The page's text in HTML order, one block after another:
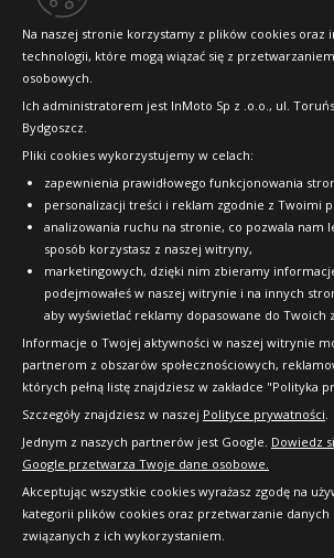
Na naszej stronie korzystamy z plików cookies oraz
technologii, które mogą wiązać się z
osobowych.
Ich administratorem jest InMoto Sp z .o.o., ul.
Bydgoszcz.
Pliki cookies wykorzystujemy w celach:
zapewnienia prawidłowego funkcjonowania
personalizacji treści i reklam zgodnie z Twoimi
analizowania ruchu na stronie, co pozwala nam
sposób korzystasz z naszej witryny,
marketingowych, dzięki nim zbieramy
podejmowałeś w naszej witrynie i na innych
aby wyświetlać reklamy dopasowane do Twoich
Informacje o Twojej aktywności w naszej witrynie
partnerom z obszarów społecznościowych,
których pełną listę znajdziesz w zakładce "Polityka
Szczegóły znajdziesz w naszej Polityce prywatności.
Jednym z naszych partnerów jest Google. Dowiedz
Google przetwarza Twoje dane osobowe.
Akceptując wszystkie cookies wyrażasz zgodę na
kategorii plików cookies oraz przetwarzanie danych
związanych z ich wykorzystaniem.
Raty
FAQ
OFICJALNY PARTNER